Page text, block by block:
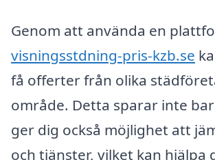
Genom att använda en
visningsstdning-pris-kzb.se
få offerter från olika
område. Detta sparar inte
ger dig också möjlighet att
och tjänster, vilket kan hjälpa